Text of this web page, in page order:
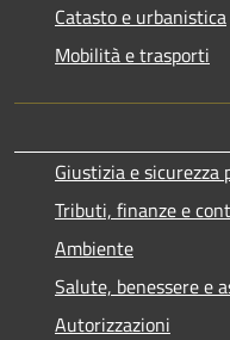
Catasto e urbanistica
Mobilità e trasporti
Giustizia e sicurezza
Tributi, finanze e
Ambiente
Salute, benessere e
Autorizzazioni